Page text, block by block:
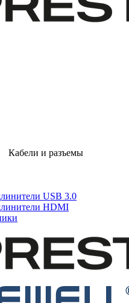
Кабели и разъемы
USB 3.0
HDMI